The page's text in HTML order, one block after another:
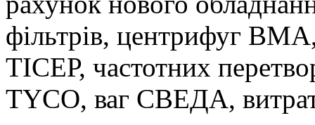
фільтрів, центрифуг
ТІСЕР, частотних
TYCO, ваг СВЕДА,